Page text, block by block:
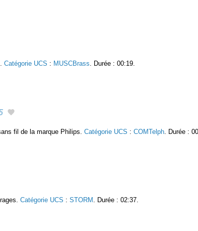
Catégorie UCS : MUSCBrass. Durée : 00:19.
fil de la marque Philips. Catégorie UCS : COMTelph . Durée :
Catégorie UCS : STORM
. Durée : 02:37.